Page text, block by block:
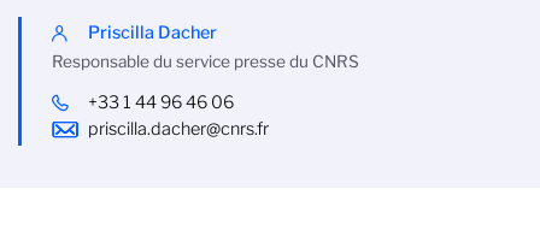
Priscilla Dacher
Responsable du service presse du CNRS
+33 1 44 96 46 06
priscilla.dacher@cnrs.fr